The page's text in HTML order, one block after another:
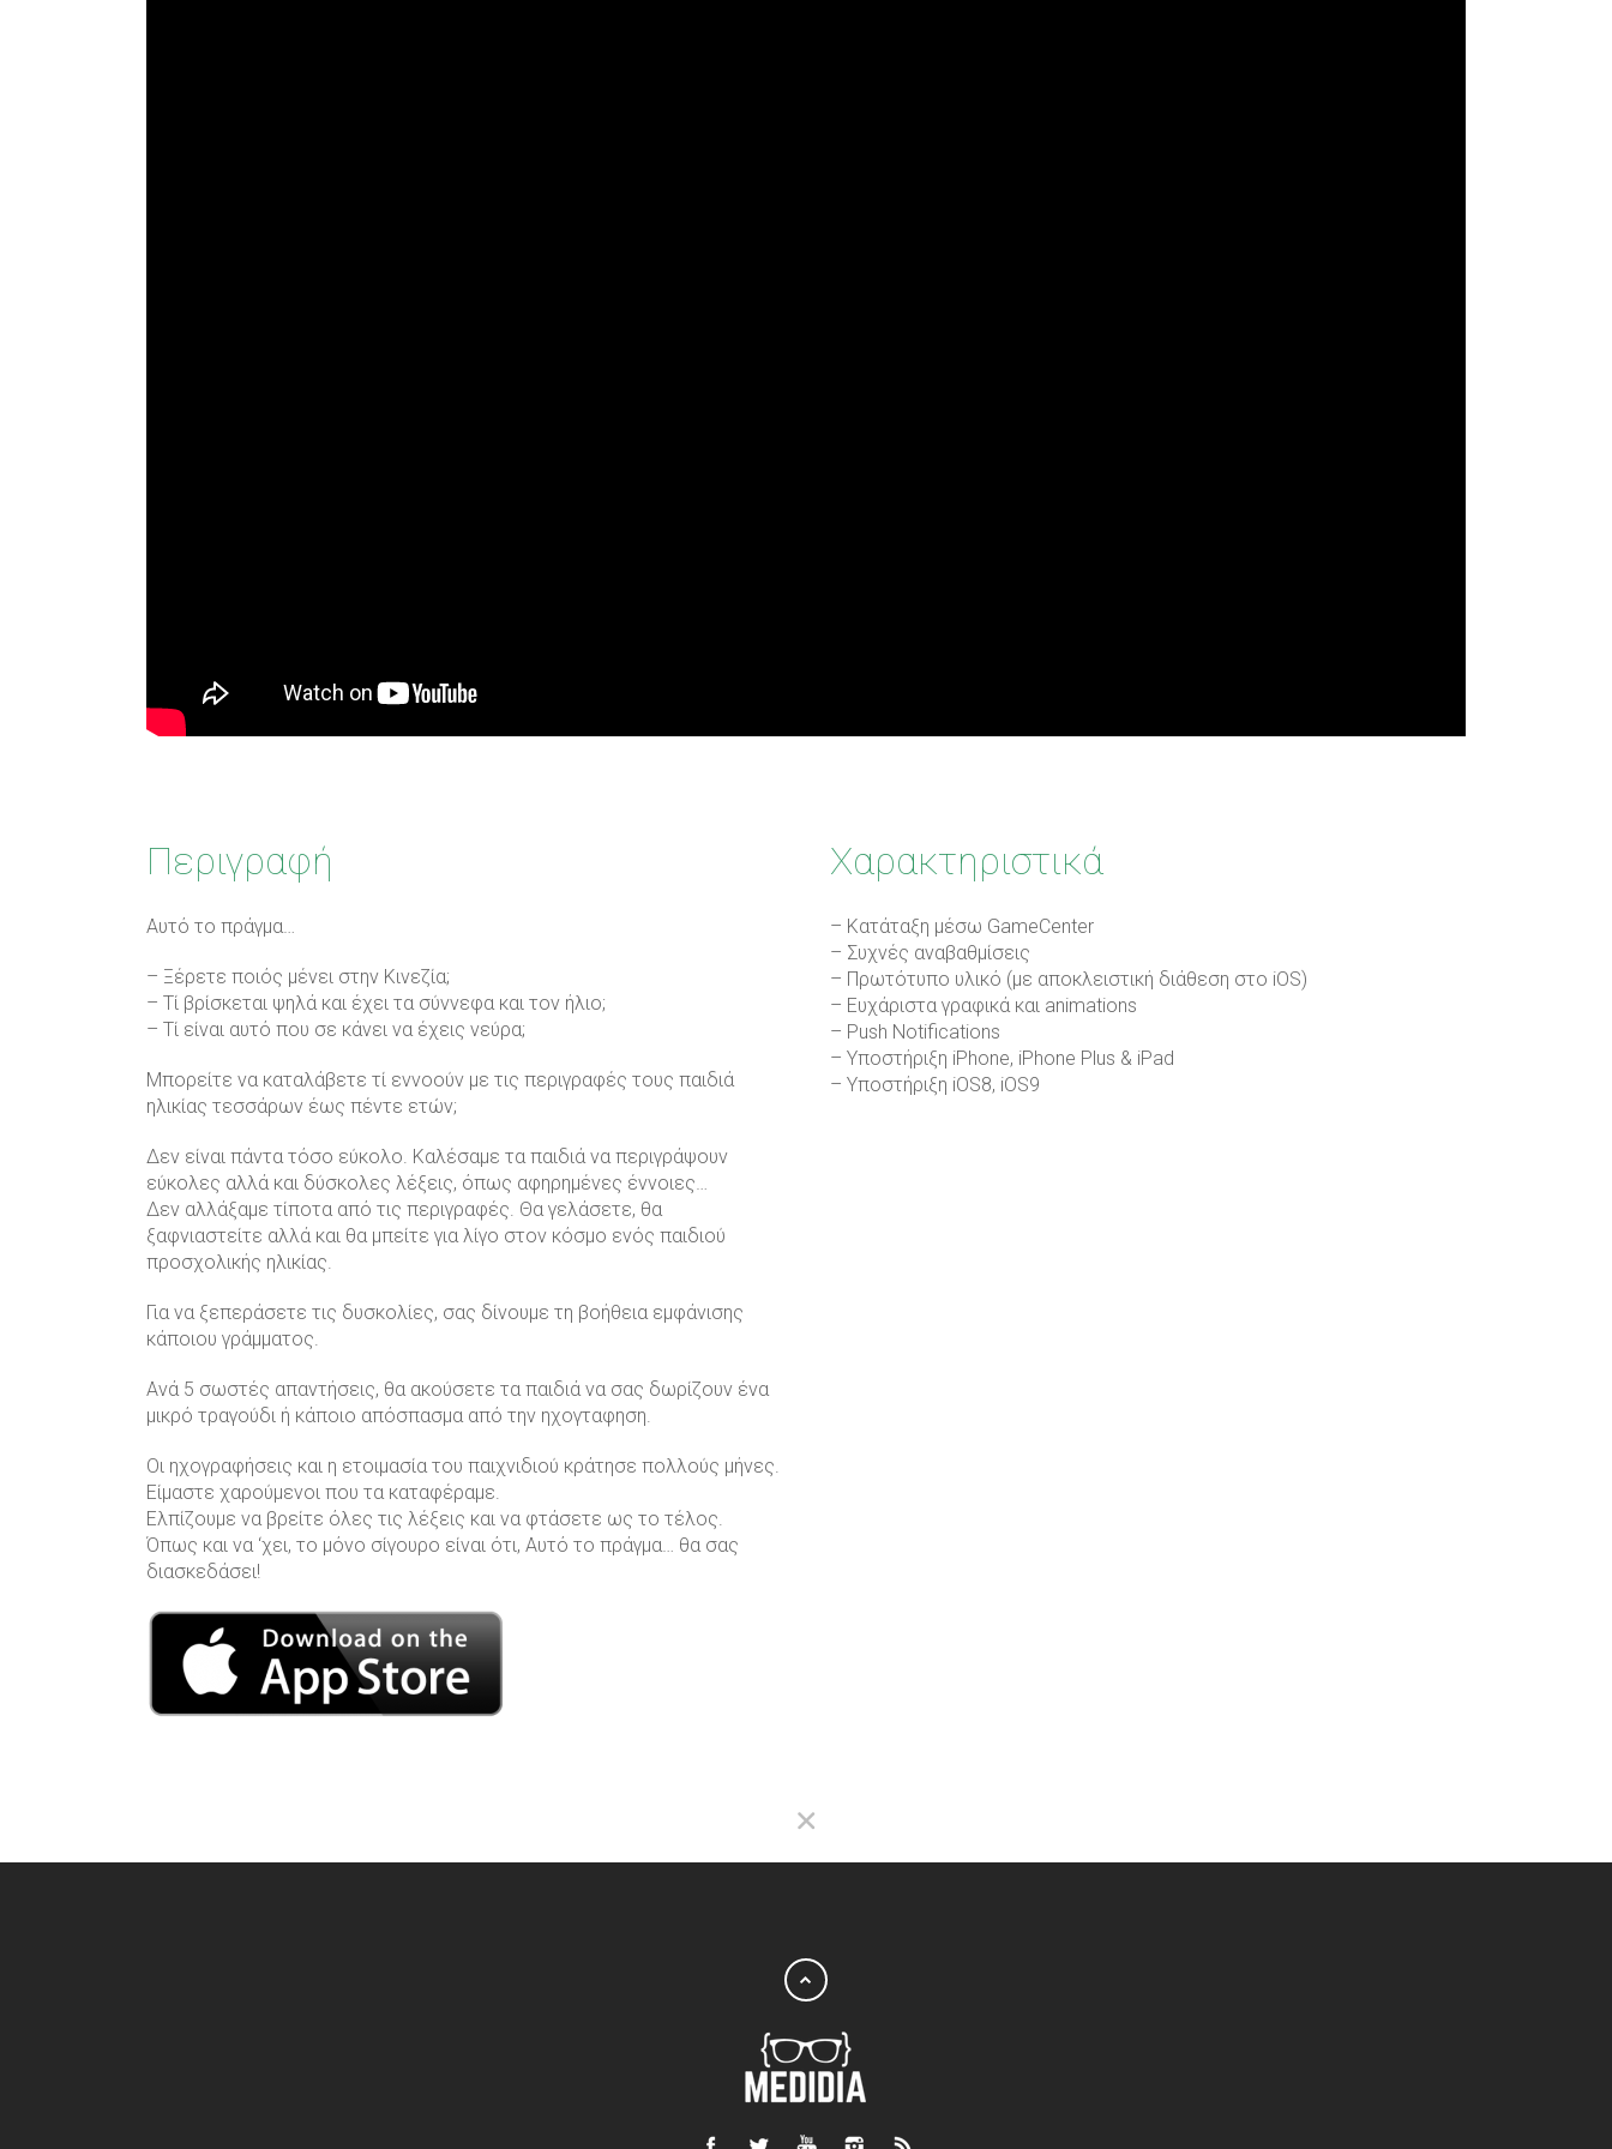
Περιγραφή
Αυτό το πράγμα…
– Ξέρετε ποιός μένει στην Κινεζία;
– Τί βρίσκεται ψηλά και έχει τα σύννεφα και τον ήλιο;
– Tί είναι αυτό που σε κάνει να έχεις νεύρα;
Μπορείτε να καταλάβετε τί εννοούν με τις περιγραφές τους παιδιά
ηλικίας τεσσάρων έως πέντε ετών;
Δεν είναι πάντα τόσο εύκολο. Καλέσαμε τα παιδιά να περιγράψουν
εύκολες αλλά και δύσκολες λέξεις, όπως αφηρημένες έννοιες…
Δεν αλλάξαμε τίποτα από τις περιγραφές. Θα γελάσετε, θα
ξαφνιαστείτε αλλά και θα μπείτε για λίγο στον κόσμο ενός παιδιού
προσχολικής ηλικίας.
Για να ξεπεράσετε τις δυσκολίες, σας δίνουμε τη βοήθεια εμφάνισης
κάποιου γράμματος.
Ανά 5 σωστές απαντήσεις, θα ακούσετε τα παιδιά να σας δωρίζουν ένα
μικρό τραγούδι ή κάποιο απόσπασμα από την ηχογταφηση.
Οι ηχογραφήσεις και η ετοιμασία του παιχνιδιού κράτησε πολλούς μήνες.
Eίμαστε χαρούμενοι που τα καταφέραμε.
Ελπίζουμε να βρείτε όλες τις λέξεις και να φτάσετε ως το τέλος.
Όπως και να ‘χει, το μόνο σίγουρο είναι ότι, Αυτό το πράγμα… θα σας
διασκεδάσει!
Χαρακτηριστικά
– Κατάταξη μέσω GameCenter
– Συχνές αναβαθμίσεις
– Πρωτότυπο υλικό (με αποκλειστική διάθεση στο iOS)
– Ευχάριστα γραφικά και animations
– Push Notifications
– Υποστήριξη iPhone, iPhone Plus & iPad
– Υποστήριξη iOS8, iOS9